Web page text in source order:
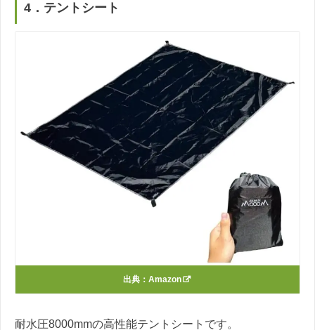
4．テントシート
出典： Amazon
耐水圧8000mmの高性能テントシートです。